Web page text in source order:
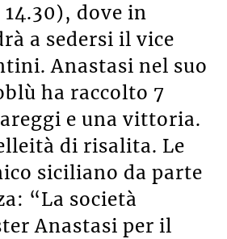
dove in
a sedersi il vice
Anastasi nel suo
ha raccolto 7
e una vittoria.
di risalita. Le
siciliano da parte
“La società
Anastasi per il